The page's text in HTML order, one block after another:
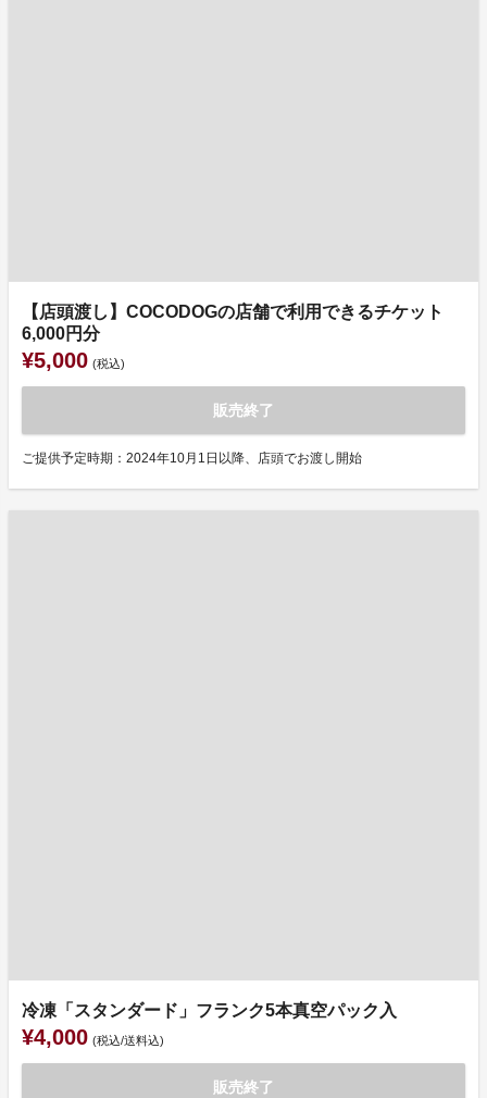
【店頭渡し】COCODOGの店舗で利用できるチケット
6,000円分
¥5,000 (税込)
販売終了
ご提供予定時期：2024年10月1日以降、店頭でお渡し開始
冷凍「スタンダード」フランク5本真空パック入
¥4,000 (税込/送料込)
販売終了